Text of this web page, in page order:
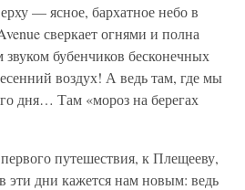
— ясное, бархатное небо в
сверкает огнями и полна
бубенчиков бесконечных
воздух! А ведь там, где мы
дня… Там «мороз на берегах
путешествия, к Плещееву,
эти дни кажется нам новым: ведь